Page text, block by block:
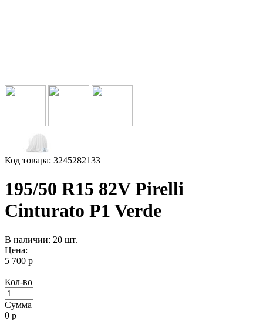
Код товара: 3245282133
195/50 R15 82V Pirelli
Cinturato P1 Verde
В наличии: 20 шт.
Цена:
5 700 р
Кол-во
Сумма
0 р